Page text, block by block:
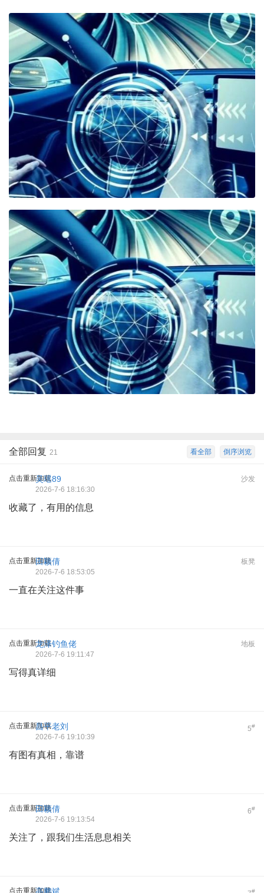
倒序浏览
看全部
全部回复 21
点击重新加载 沙发
吴瑶89
2026-7-6 18:16:30
收藏了，有用的信息
点击重新加载 板凳
田颖倩
2026-7-6 18:53:05
一直在关注这件事
点击重新加载 地板
龙泽钓鱼佬
2026-7-6 19:11:47
写得真详细
点击重新加载 5#
昌平老刘
2026-7-6 19:10:39
有图有真相，靠谱
点击重新加载 6#
田颖倩
2026-7-6 19:13:54
关注了，跟我们生活息息相关
点击重新加载 #